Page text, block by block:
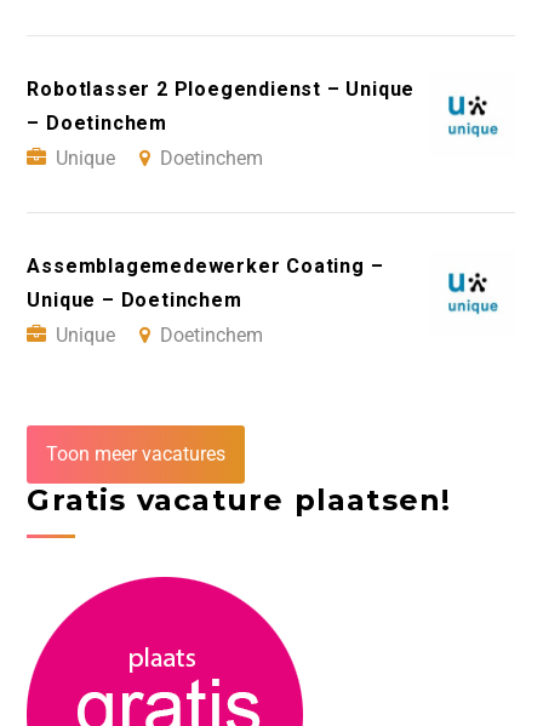
Robotlasser 2 Ploegendienst – Unique
– Doetinchem
Unique
Doetinchem
Assemblagemedewerker Coating –
Unique – Doetinchem
Unique
Doetinchem
Toon meer vacatures
Gratis vacature plaatsen!